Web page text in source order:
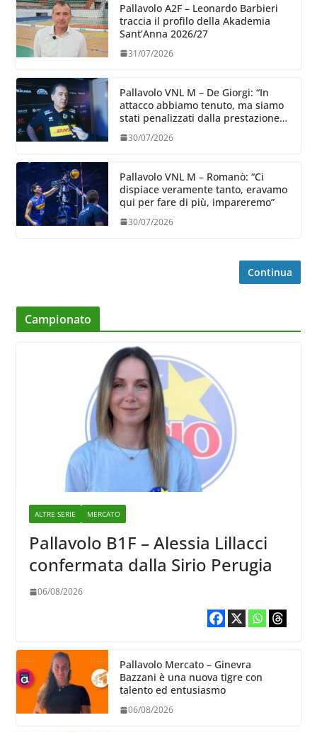
Pallavolo A2F – Leonardo Barbieri
traccia il profilo della Akademia
Sant’Anna 2026/27
31/07/2026
Pallavolo VNL M – De Giorgi: “In
attacco abbiamo tenuto, ma siamo
stati penalizzati dalla prestazione
30/07/2026
Pallavolo VNL M – Romanò: “Ci
dispiace veramente tanto, eravamo
qui per fare di più, impareremo”
30/07/2026
Continua
Campionato
ALTRE SERIE MERCATO
Pallavolo B1F – Alessia Lillacci
confermata dalla Sirio Perugia
06/08/2026
Pallavolo Mercato – Ginevra
Bazzani è una nuova tigre con
talento ed entusiasmo
06/08/2026